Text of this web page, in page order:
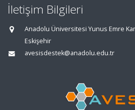
İletişim Bilgileri
Anadolu Üniversitesi Yunus Emre
Eskişehir
avesisdestek@anadolu.edu.tr